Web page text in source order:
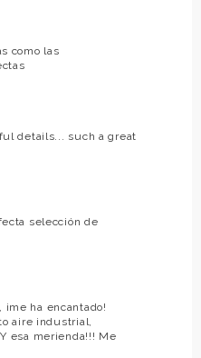
como las
details... such a great
selección de
ha encantado!
aire industrial,
esa merienda!!! Me